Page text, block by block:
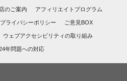
のご案内 アフィリエイトプログラム
プライバシーポリシー ご意見BOX
ウェブアクセシビリティの取り組み
年問題への対応